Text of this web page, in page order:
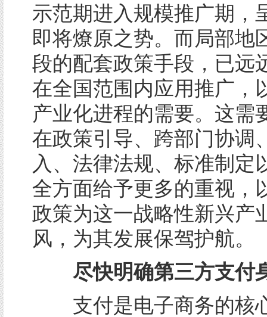
示范期进入规模推广期，
即将燎原之势。而局部地
段的配套政策手段，已远
在全国范围内应用推广，
产业化进程的需要。这需
在政策引导、跨部门协调
入、法律法规、标准制定
全方面给予更多的重视，
政策为这一战略性新兴产
风，为其发展保驾护航。
尽快明确第三方支付
支付是电子商务的核